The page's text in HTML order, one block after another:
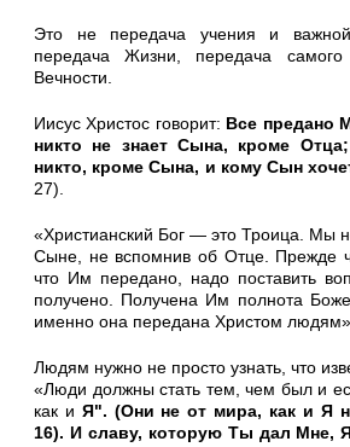
Это не передача учения и
передача Жизни, передача самого
Вечности.
Иисус Христос говорит: Все предано
никто не знает Сына, кроме
никто, кроме Сына, и кому Сын
27).
«Христианский Бог — это Троица. Мы
Сыне, не вспомнив об Отце. Прежде
что Им передано, надо поставить
получено. Полу­чена Им полнота
именно она передана Христом
Людям нужно не просто узнать, что
«Люди должны стать тем, чем был и
как и Я". (Они не от мира, как и Я
16). И славу, которую Ты дал Мне,